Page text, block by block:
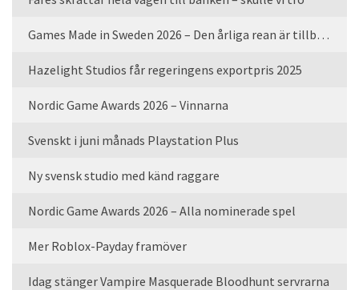
Games Made in Sweden 2026 – Den årliga rean är tillbaka
Hazelight Studios får regeringens exportpris 2025
Nordic Game Awards 2026 – Vinnarna
Svenskt i juni månads Playstation Plus
Ny svensk studio med känd raggare
Nordic Game Awards 2026 – Alla nominerade spel
Mer Roblox-Payday framöver
Idag stänger Vampire Masquerade Bloodhunt servrarna